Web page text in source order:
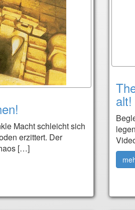
Macht schleicht sich
erzittert. Der
[…]